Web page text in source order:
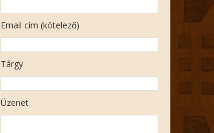
Email cím (kötelező)
Tárgy
Üzenet